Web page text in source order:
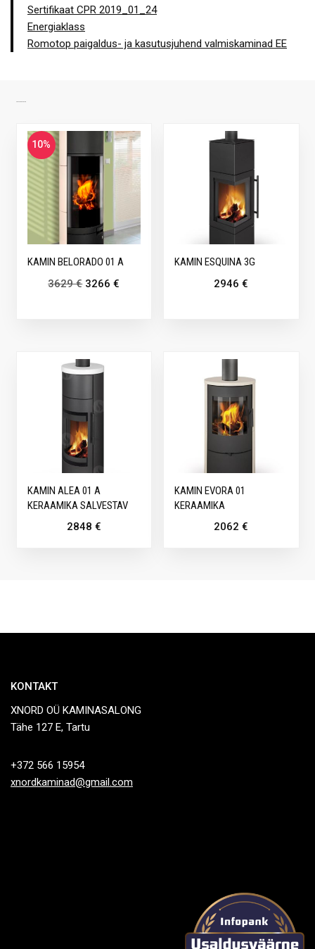
Sertifikaat CPR 2019_01_24
Energiaklass
Romotop paigaldus- ja kasutusjuhend valmiskaminad EE
10%
KAMIN BELORADO 01 A
3629€ 3266€
KAMIN ESQUINA 3G
2946€
KAMIN ALEA 01 A
KERAAMIKA SALVESTAV
2848 €
KAMIN EVORA 01
KERAAMIKA
2062€
KONTAKT
XNORD OÜ KAMINASALONG
Tähe 127 E, Tartu
+372 566 15954
xnordkaminad@gmail.com